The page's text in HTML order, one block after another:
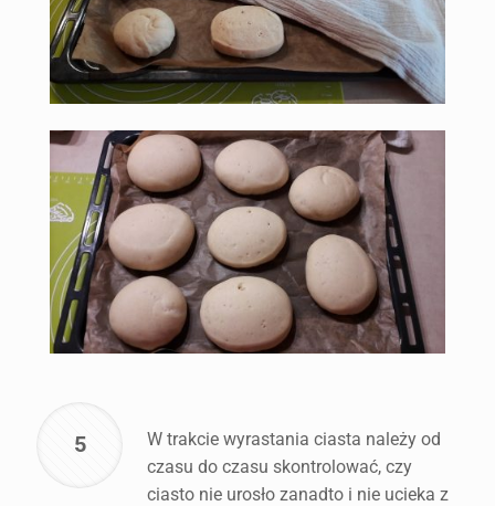
5
W trakcie wyrastania ciasta należy od
czasu do czasu skontrolować, czy
ciasto nie urosło zanadto i nie ucieka z